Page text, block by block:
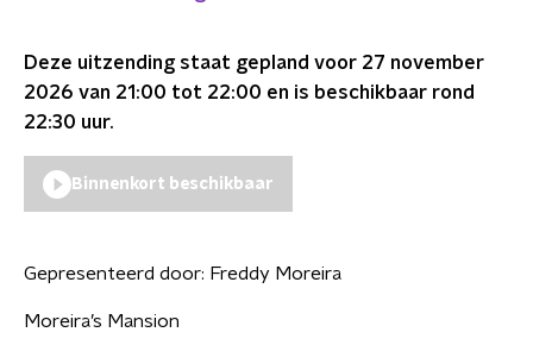
Deze uitzending staat gepland voor 27 november
2026 van 21:00 tot 22:00 en is beschikbaar rond
22:30 uur.
Binnenkort beschikbaar
Gepresenteerd door: Freddy Moreira
Moreira’s Mansion